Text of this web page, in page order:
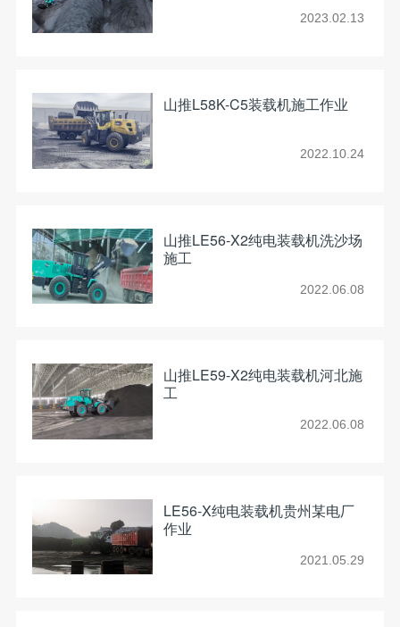
2023.02.13
山推L58K-C5装载机施工作业
2022.10.24
山推LE56-X2纯电装载机洗沙场
施工
2022.06.08
山推LE59-X2纯电装载机河北施
工
2022.06.08
LE56-X纯电装载机贵州某电厂
作业
2021.05.29